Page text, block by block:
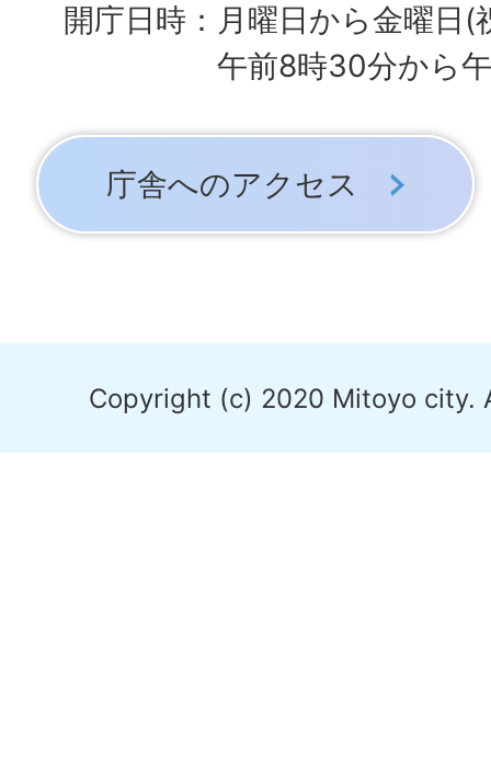
開庁日時：月曜日から金曜日(
午前8時30分から
庁舎へのアクセス
Copyright (c) 2020 Mitoyo city.